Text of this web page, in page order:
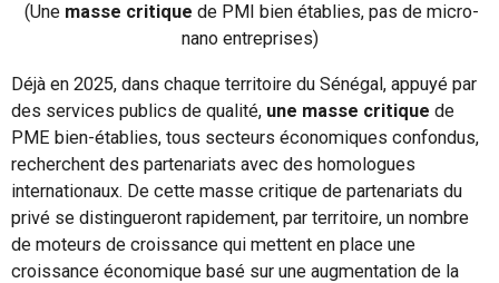
(Une masse critique de PMI bien établies, pas de micro-
nano entreprises)
Déjà en 2025, dans chaque territoire du Sénégal, appuyé par
des services publics de qualité, une masse critique de
PME bien-établies, tous secteurs économiques confondus,
recherchent des partenariats avec des homologues
internationaux. De cette masse critique de partenariats du
privé se distingueront rapidement, par territoire, un nombre
de moteurs de croissance qui mettent en place une
croissance économique basé sur une augmentation de la